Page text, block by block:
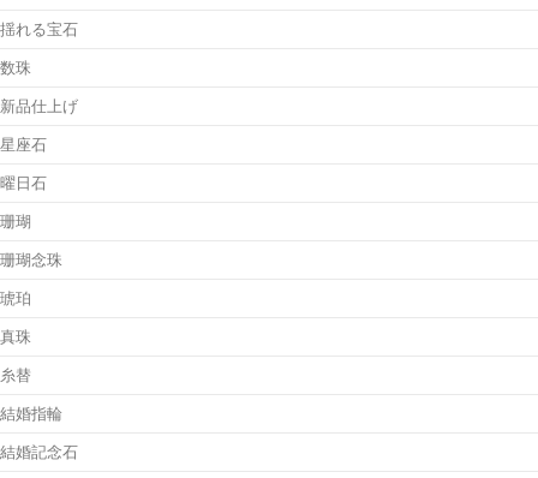
揺れる宝石
数珠
新品仕上げ
星座石
曜日石
珊瑚
珊瑚念珠
琥珀
真珠
糸替
結婚指輪
結婚記念石